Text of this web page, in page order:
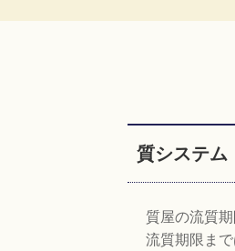
質システム
質屋の流質
流質期限ま